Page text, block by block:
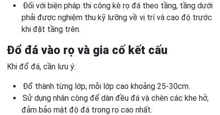
Đối với biện pháp thi công kè rọ đá theo tầng, tầng dưới
phải được nghiệm thu kỹ lưỡng về vị trí và cao độ trước
khi đặt tầng trên.
Đổ đá vào rọ và gia cố kết cấu
Khi đổ đá, cần lưu ý:
Đổ thành từng lớp, mỗi lớp cao khoảng 25-30cm.
Sử dụng nhân công để dàn đều đá và chèn các khe hở,
đảm bảo mật độ đá trong rọ cao nhất.